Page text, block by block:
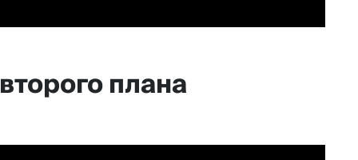
плана